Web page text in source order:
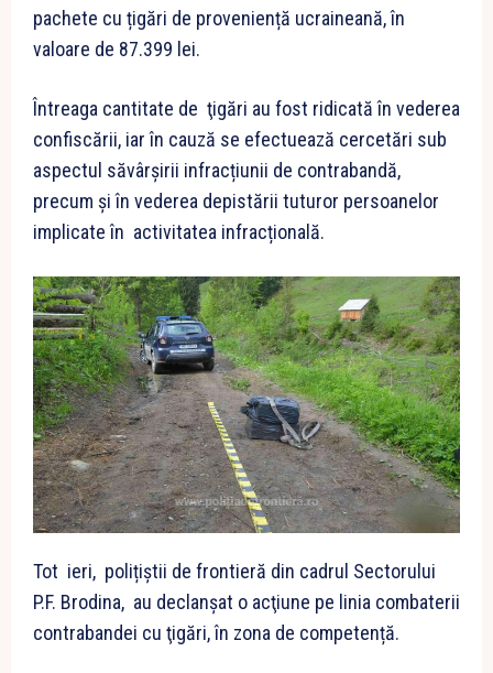
pachete cu țigări de proveniență ucraineană, în
valoare de 87.399 lei.
Întreaga cantitate de ţigări au fost ridicată în vederea
confiscării, iar în cauză se efectuează cercetări sub
aspectul săvârșirii infracțiunii de contrabandă,
precum și în vederea depistării tuturor persoanelor
implicate în activitatea infracțională.
Tot ieri, polițiștii de frontieră din cadrul Sectorului
P.F. Brodina, au declanșat o acţiune pe linia combaterii
contrabandei cu ţigări, în zona de competență.